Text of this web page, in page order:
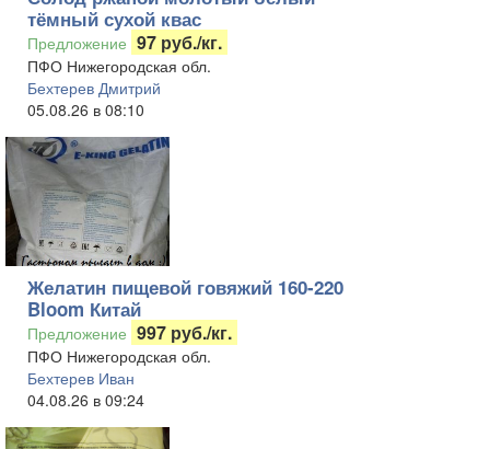
тёмный сухой квас
Предложение 97 руб./кг.
ПФО Нижегородская обл.
Бехтерев Дмитрий
05.08.26 в 08:10
Желатин пищевой говяжий 160-220
Bloom Китай
Предложение 997 руб./кг.
ПФО Нижегородская обл.
Бехтерев Иван
04.08.26 в 09:24